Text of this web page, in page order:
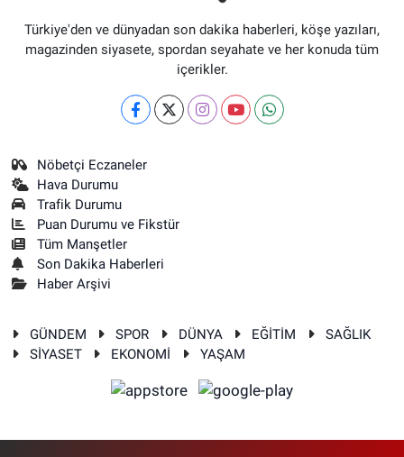
Türkiye'den ve dünyadan son dakika haberleri, köşe yazıları,
magazinden siyasete, spordan seyahate ve her konuda tüm
içerikler.
Nöbetçi Eczaneler
Hava Durumu
Trafik Durumu
Puan Durumu ve Fikstür
Tüm Manşetler
Son Dakika Haberleri
Haber Arşivi
GÜNDEM SPOR DÜNYA EĞİTİM
SAĞLIK
SİYASET
EKONOMİ YAŞAM